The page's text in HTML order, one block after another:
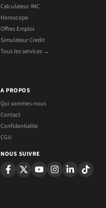
Calculateur IMC
Horoscope
Offres Emploi
Simulateur Credit
Tous les services →
A PROPOS
Qui sommes-nous
Contact
Confidentialite
CGU
NOUS SUIVRE